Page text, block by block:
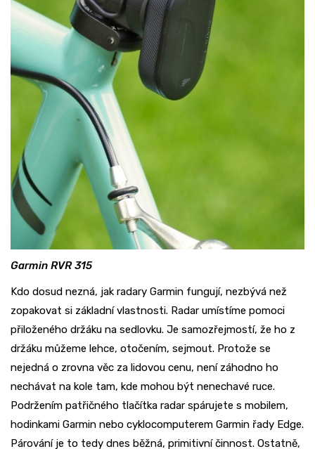
Garmin RVR 315
Kdo dosud nezná, jak radary Garmin fungují, nezbývá než
zopakovat si základní vlastnosti. Radar umístíme pomoci
přiloženého držáku na sedlovku. Je samozřejmostí, že ho z
držáku můžeme lehce, otočením, sejmout. Protože se
nejedná o zrovna věc za lidovou cenu, není záhodno ho
nechávat na kole tam, kde mohou být nenechavé ruce.
Podržením patřičného tlačítka radar spárujete s mobilem,
hodinkami Garmin nebo cyklocomputerem Garmin řady Edge.
Párování je to tedy dnes běžná, primitivní činnost. Ostatně,